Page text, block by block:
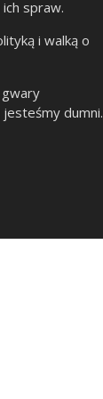
spraw.
i walką o
gwary
dumni.